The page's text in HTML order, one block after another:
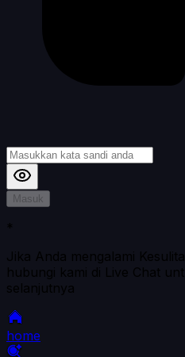
Masuk
*
Jika Anda mengalami
hubungi kami di Live Chat
selanjutnya
home